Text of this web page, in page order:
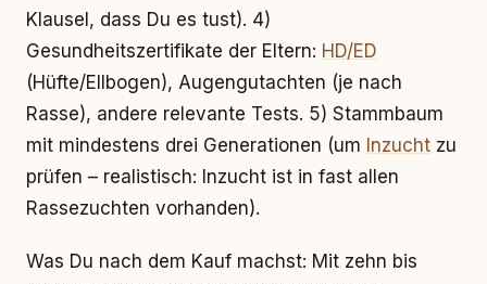
Klausel, dass Du es tust). 4)
Gesundheitszertifikate der Eltern: HD/ED
(Hüfte/Ellbogen), Augengutachten (je nach
Rasse), andere relevante Tests. 5) Stammbaum
mit mindestens drei Generationen (um Inzucht zu
prüfen – realistisch: Inzucht ist in fast allen
Rassezuchten vorhanden).
Was Du nach dem Kauf machst: Mit zehn bis